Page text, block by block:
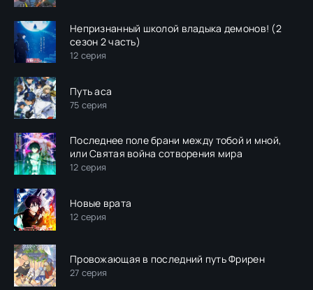
Непризнанный школой владыка демонов! (2
сезон 2 часть)
12 серия
Путь аса
75 серия
Последнее поле брани между тобой и мной,
или Святая война сотворения мира
12 серия
Новые врата
12 серия
Провожающая в последний путь Фрирен
27 серия